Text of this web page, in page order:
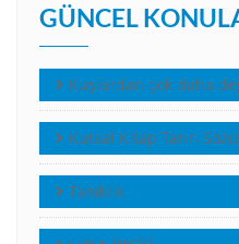
GÜNCEL
Kuşlardan çok daha
Kutsal Kitap Tanrı
Tanıklık